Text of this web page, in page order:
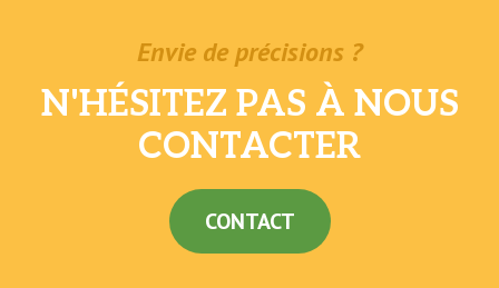
Envie de précisions ?
N'HÉSITEZ PAS À NOUS
CONTACTER
CONTACT